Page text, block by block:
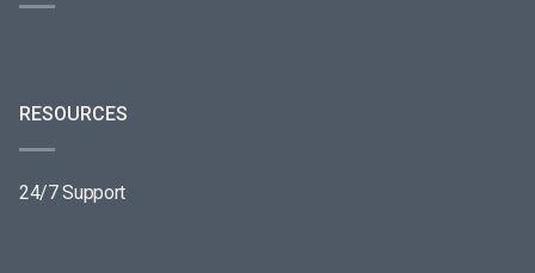
RESOURCES
24/7 Support